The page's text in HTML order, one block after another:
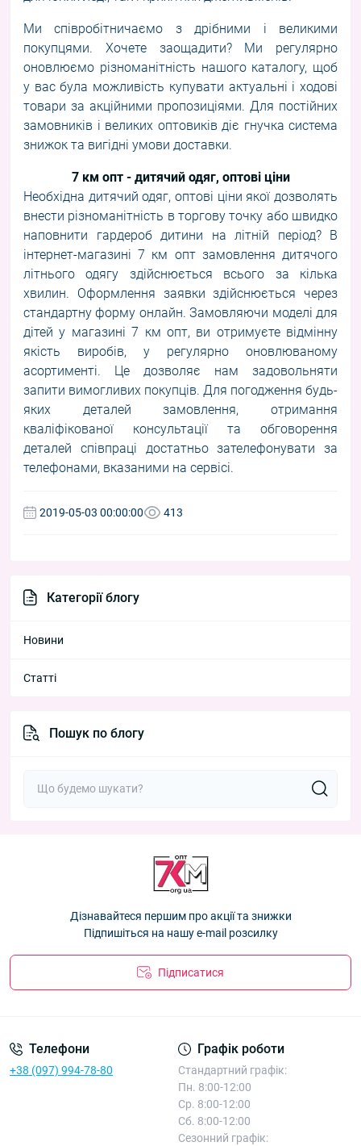
Ми співробітничаємо з дрібними і великими
покупцями. Хочете заощадити? Ми регулярно
оновлюємо різноманітність нашого каталогу, щоб
у вас була можливість купувати актуальні і ходові
товари за акційними пропозиціями. Для постійних
замовників і великих оптовиків діє гнучка система
знижок та вигідні умови доставки.
7 км опт - дитячий одяг, оптові ціни
Необхідна дитячий одяг, оптові ціни якої дозволять
внести різноманітність в торгову точку або швидко
наповнити гардероб дитини на літній період? В
інтернет-магазині7 км оптзамовлення дитячого
літнього одягу здійснюється всього за кілька
хвилин. Оформлення заявки здійснюється через
стандартну форму онлайн. Замовляючи моделі для
дітей у магазині 7 км опт, ви отримуєте відмінну
якість виробів, у регулярно оновлюваному
асортименті. Це дозволяє нам задовольняти
запити вимогливих покупців. Для погодження будь-
яких деталей замовлення, отримання
кваліфікованої консультації та обговорення
деталей співпраці достатньо зателефонувати за
телефонами, вказаними на сервісі.
2019-05-03 00:00:00 413
Категорії блогу
Новини
Статті
Пошук по блогу
Дізнавайтеся першим про акції та знижки
Підпишіться на нашу e-mail розсилку
Підписатися
Телефони
+38 (097) 994-78-80
Графік роботи
Стандартний графік:
Пн. 8:00-12:00
Ср. 8:00-12:00
Сб. 8:00-12:00
Сезонний графік: